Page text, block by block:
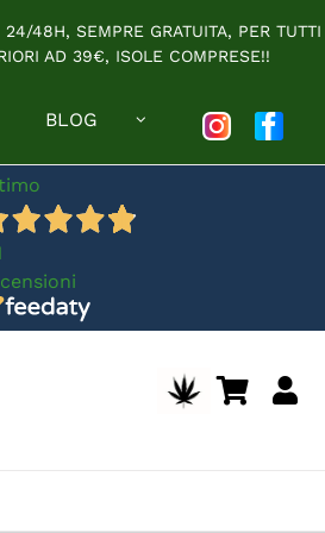
24/48H, SEMPRE GRATUITA, PER TUTTI
AD 39€, ISOLE COMPRESE!!
BLOG